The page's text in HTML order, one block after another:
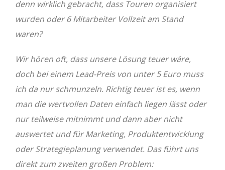
denn wirklich gebracht, dass Touren organisiert
wurden oder 6 Mitarbeiter Vollzeit am Stand
waren?
Wir hören oft, dass unsere Lösung teuer wäre,
doch bei einem Lead-Preis von unter 5 Euro muss
ich da nur schmunzeln. Richtig teuer ist es, wenn
man die wertvollen Daten einfach liegen lässt oder
nur teilweise mitnimmt und dann aber nicht
auswertet und für Marketing, Produktentwicklung
oder Strategieplanung verwendet. Das führt uns
direkt zum zweiten großen Problem: